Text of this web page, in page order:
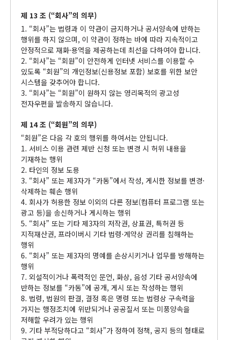
제 13 조 (“회사”의 의무)
1. “회사”는 법령과 이 약관이 금지하거나 공서양속에 반하는
행위를 하지 않으며, 이 약관이 정하는 바에 따라 지속적이고
안정적으로 재화·용역을 제공하는데 최선을 다하여야 합니다.
2. “회사”는 “회원”이 안전하게 인터넷 서비스를 이용할 수
있도록 “회원”의 개인정보(신용정보 포함) 보호를 위한 보안
시스템을 갖추어야 합니다.
3. “회사”는 “회원”이 원하지 않는 영리목적의 광고성
전자우편을 발송하지 않습니다.
제 14 조 (“회원”의 의무)
“회원”은 다음 각 호의 행위를 하여서는 안됩니다.
1. 서비스 이용 관련 제반 신청 또는 변경 시 허위 내용을
기재하는 행위
2. 타인의 정보 도용
3. “회사” 또는 제3자가 “카동”에서 작성, 게시한 정보를 변경·
삭제하는 훼손 행위
4. 회사가 허용한 정보 이외의 다른 정보(컴퓨터 프로그램 또는
광고 등)을 송신하거나 게시하는 행위
5. “회사” 또는 기타 제3자의 저작권, 상표권, 특허권 등
지적재산권, 프라이버시 기타 법령·계약상 권리를 침해하는
행위
6. “회사” 또는 제3자의 명예를 손상시키거나 업무를 방해하는
행위
7. 외설적이거나 폭력적인 문언, 화상, 음성 기타 공서양속에
반하는 정보를 “카동”에 공개, 게시 또는 작성하는 행위
8. 법령, 법원의 판결, 결정 혹은 명령 또는 법령상 구속력을
가지는 행정조치에 위반되거나 공공질서 또는 미풍양속을
저해할 우려가 있는 행위
9. 기타 부적당하다고 “회사”가 정하여 정책, 공지 등의 형태로